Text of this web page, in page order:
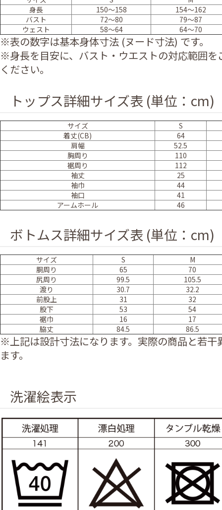
身長
150～158
154～162
バスト
72～80
79～87
ウェスト
58～64 64～70
※表の数字は基本身体寸法 (ヌード寸法) です。
※身長を目安に、バスト・ウエストの対応範囲を
ください。
トップス詳細サイズ表 (単位：cm)
サイズ
S
着丈(CB)
64
肩幅
52.5
胸周り
110
裾周り
112
袖丈
25
袖巾
44
袖口
41
アームホール
46
ボトムス詳細サイズ表 (単位：cm)
サイズ S
M
胴周り
65
70
尻周り
99.5
105.5
渡り
30.7
32.2
前股上
31
32
股下
53
54
裾巾
16
17
脇丈
84.5 86.5
※上記は設計寸法になります。実際の商品と若干
ます。
洗濯絵表示